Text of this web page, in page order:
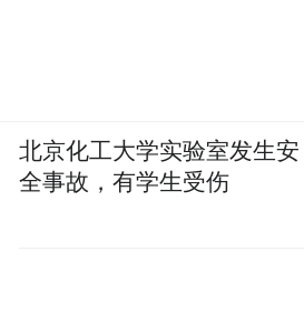
北京化工大学实验室发生安
全事故，有学生受伤